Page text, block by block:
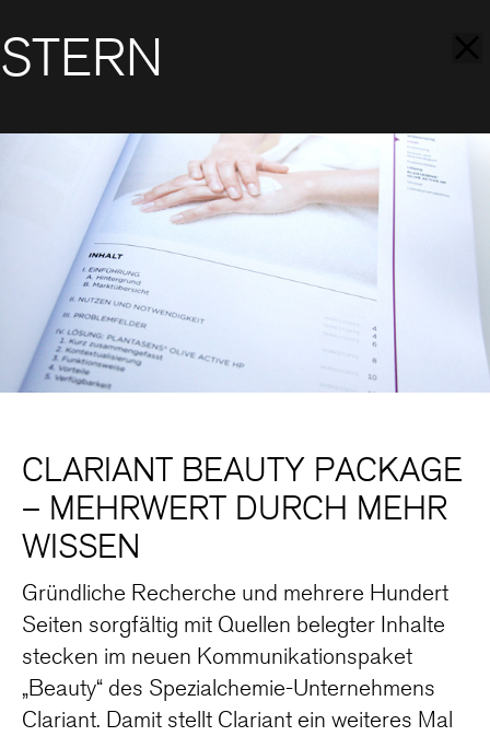
STERN
CLARIANT BEAUTY PACKAGE
– MEHRWERT DURCH MEHR
WISSEN
Gründliche Recherche und mehrere Hundert
Seiten sorgfältig mit Quellen belegter Inhalte
stecken im neuen Kommunikationspaket
„Beauty“ des Spezialchemie-Unternehmens
Clariant. Damit stellt Clariant ein weiteres Mal